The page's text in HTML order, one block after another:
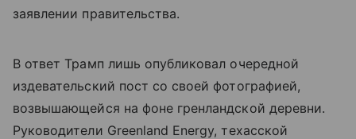
заявлении правительства.
В ответ Трамп лишь опубликовал очередной
издевательский пост со своей фотографией,
возвышающейся на фоне гренландской деревни.
Руководители Greenland Energy, техасской